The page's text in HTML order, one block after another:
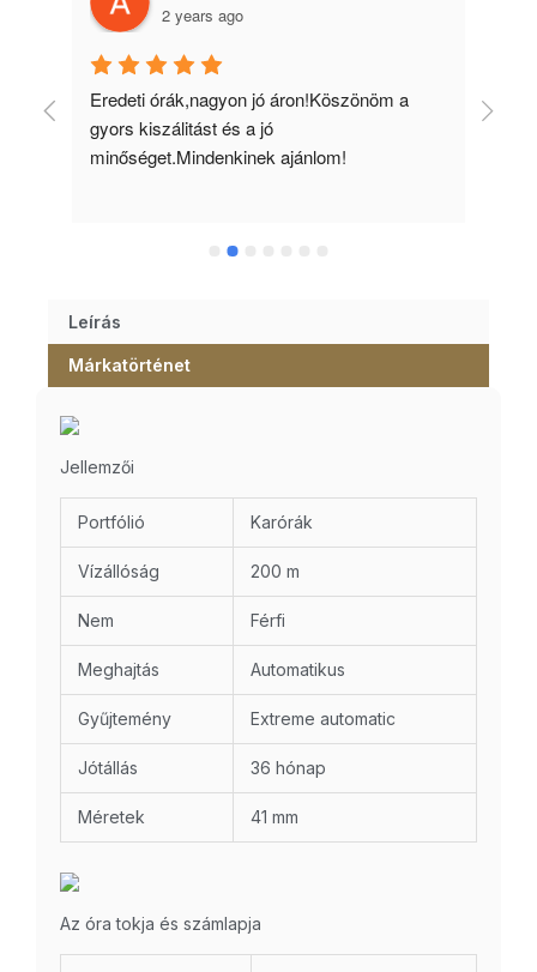
2 years ago
Eredeti órák,nagyon jó áron!Köszönöm a
gyors kiszálitást és a jó
minőséget.Mindenkinek ajánlom!
Leírás
Márkatörténet
Jellemzői
Portfólió Karórák
Vízállóság 200 m
Nem Férfi
Meghajtás Automatikus
Gyűjtemény Extreme automatic
Jótállás 36 hónap
Méretek 41 mm
Az óra tokja és számlapja